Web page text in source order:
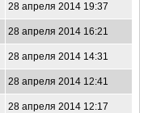
28 апреля 2014 19:37
28 апреля 2014 16:21
28 апреля 2014 14:31
28 апреля 2014 12:41
28 апреля 2014 12:17